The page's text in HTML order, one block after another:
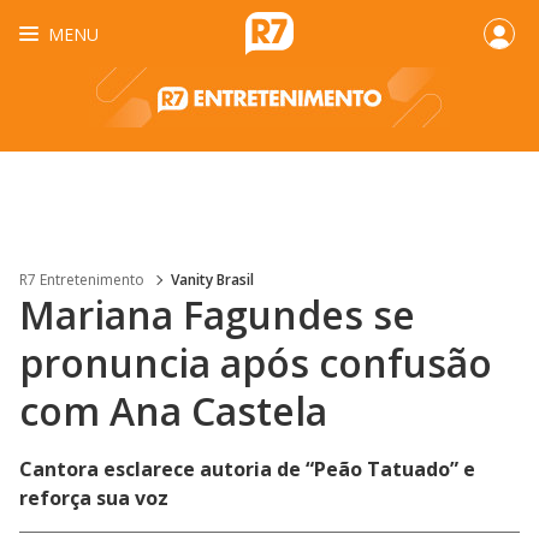
MENU
R7 Entretenimento Vanity Brasil
Mariana Fagundes se
pronuncia após confusão
com Ana Castela
Cantora esclarece autoria de “Peão Tatuado” e
reforça sua voz